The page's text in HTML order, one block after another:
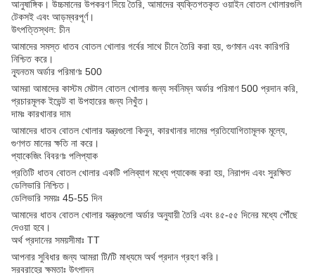
আনুষাঙ্গিক। উচ্চমানের উপকরণ দিয়ে তৈরি, আমাদের ব্যক্তিগতকৃত ওয়াইন বোতল খোলারগুলি
টেকসই এবং আড়ম্বরপূর্ণ।
উৎপত্তিস্থল: চীন
আমাদের সমস্ত ধাতব বোতল খোলার গর্বের সাথে চীনে তৈরি করা হয়, গুণমান এবং কারিগরি
নিশ্চিত করে।
ন্যূনতম অর্ডার পরিমাণঃ 500
আমরা আমাদের কাস্টম মেটাল বোতল খোলার জন্য সর্বনিম্ন অর্ডার পরিমাণ 500 প্রদান করি,
প্রচারমূলক ইভেন্ট বা উপহারের জন্য নিখুঁত।
দামঃ কারখানার দাম
আমাদের ধাতব বোতল খোলার যন্ত্রগুলো কিনুন, কারখানার দামের প্রতিযোগিতামূলক মূল্যে,
গুণগত মানের ক্ষতি না করে।
প্যাকেজিং বিবরণঃ পলিপ্যাক
প্রতিটি ধাতব বোতল খোলার একটি পলিব্যাগ মধ্যে প্যাকেজ করা হয়, নিরাপদ এবং সুরক্ষিত
ডেলিভারি নিশ্চিত।
ডেলিভারি সময়ঃ 45-55 দিন
আমাদের ধাতব বোতল খোলার যন্ত্রগুলো অর্ডার অনুযায়ী তৈরি এবং ৪৫-৫৫ দিনের মধ্যে পৌঁছে
দেওয়া হবে।
অর্থ প্রদানের সময়সীমাঃ TT
আপনার সুবিধার জন্য আমরা টি/টি মাধ্যমে অর্থ প্রদান গ্রহণ করি।
সরবরাহের ক্ষমতাঃ উৎপাদন